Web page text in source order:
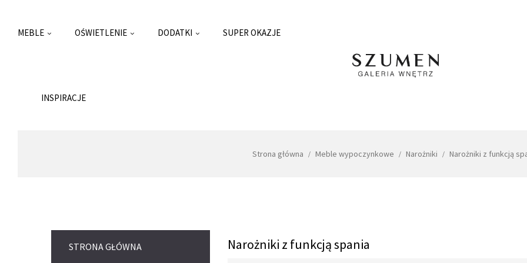
MEBLE OŚWIETLENIE DODATKI SUPER OKAZJE
INSPIRACJE
Strona główna Meble wypoczynkowe Narożniki Narożniki z funkcją
STRONA GŁÓWNA Narożniki z funkcją spania